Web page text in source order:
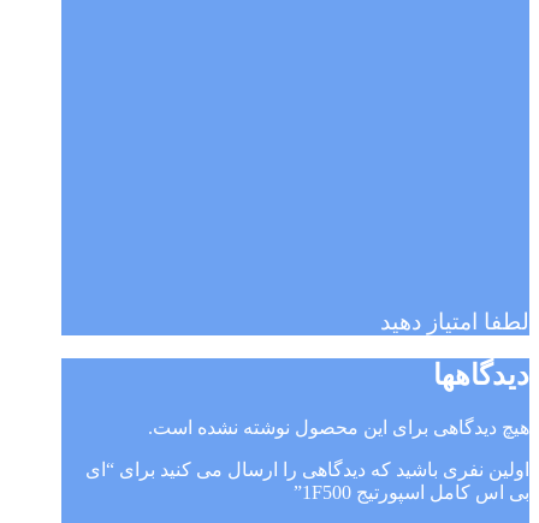
لطفا امتیاز دهید
دیدگاهها
هیچ دیدگاهی برای این محصول نوشته نشده است.
اولین نفری باشید که دیدگاهی را ارسال می کنید برای “ای
بی اس کامل اسپورتیج 1F500”